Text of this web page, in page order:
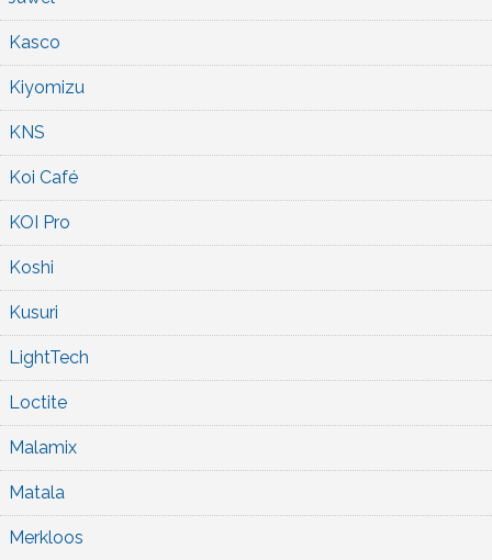
Kasco
Kiyomizu
KNS
Koi Café
KOI Pro
Koshi
Kusuri
LightTech
Loctite
Malamix
Matala
Merkloos